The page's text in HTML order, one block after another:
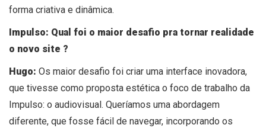
forma criativa e dinâmica.
Impulso: Qual foi o maior desafio pra tornar realidade
o novo site ?
Hugo: Os maior desafio foi criar uma interface inovadora,
que tivesse como proposta estética o foco de trabalho da
Impulso: o audiovisual. Queríamos uma abordagem
diferente, que fosse fácil de navegar, incorporando os